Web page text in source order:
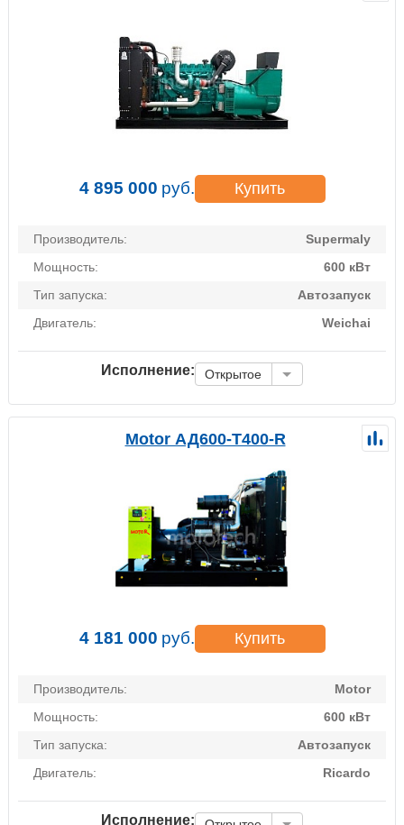
4 895 000 руб. Купить
Производитель:
Supermaly
Мощность:
600 кВт
Тип запуска:
Автозапуск
Двигатель:
Weichai
Исполнение: Открытое
Motor АД600-Т400-R
4 181 000 руб. Купить
Производитель:
Motor
Мощность:
600 кВт
Тип запуска:
Автозапуск
Двигатель:
Ricardo
Исполнение: